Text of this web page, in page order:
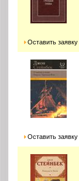
Оставить заявку
Оставить заявку